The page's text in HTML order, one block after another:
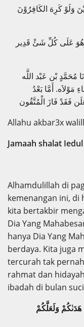
وَلَوْ كَرِهَ الكَافِرُوْنَ
وَهُوَ عَلَى كُلِّ شَئْ قَدِير
مُحَمَّدٍ بْن عَبْد اللَّه
مَوْلاَه. أَمَّا بَعْدُ
فَقَدْ فَازَ الْمُتَّقُون
Allahu akbar3x
Jamaah shalat
Alhamdulillah di
kemenangan ini, di
kita bertakbir
Dia Yang
hanya Dia Yang
berdaya. Kita juga
tercurah tak
rahmat dan
ibadah di bulan
وَلَعَلَّكُمْ